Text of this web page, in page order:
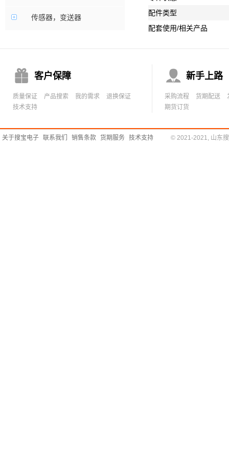
传感器，变送器
配件类型
配套使用/相关产品
 客户保障
质量保证 产品搜索 我的需求
退换保证
技术支持
 新手上路
采购流程 货期配送
期货订货
关于搜宝电子 联系我们 销售条款 货期服务 技术支持 © 2021-2021, 山东